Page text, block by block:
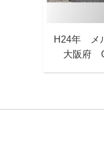
H24年 メ
大阪府 O